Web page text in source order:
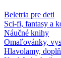
Beletria pre deti
Sci-fi, fantasy a
Náučné knihy
Omaľovánky,
Hlavolamy,